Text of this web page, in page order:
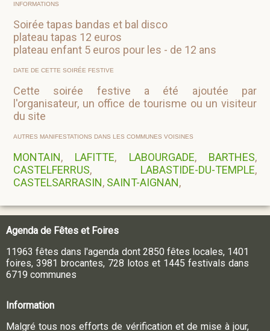
INFORMATIONS
Soirée tapas bandas et bal disco
plateau tapas 12 euros
plateau enfant 5 euros pour les - de 12 ans
DATE DE CETTE SOIRÉE FESTIVE
Cette soirée festive a été ajoutée par
l'organisateur, un office de tourisme ou un visiteur
du site
AUTRES MANIFESTATIONS DANS LES COMMUNES VOISINES
MONTAIN, LAFITTE, LABOURGADE, BARTHES,
CASTELFERRUS, LABASTIDE-DU-TEMPLE,
CASTELSARRASIN, SAINT-AIGNAN,
Agenda de Fêtes et Foires
11963 fêtes dans l'agenda dont 2850 fêtes locales, 1401
foires, 3981 brocantes, 728 lotos et 1445 festivals dans
6719 communes
Information
Malgré tous nos efforts de vérification et de mise à jour,